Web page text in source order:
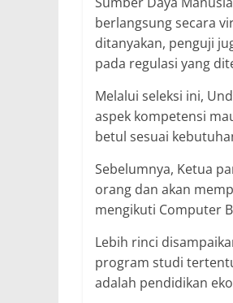
berlangsung secara
ditanyakan, penguji
pada regulasi yang
Melalui seleksi ini,
aspek kompetensi
betul sesuai
Sebelumnya, Ketua
orang dan akan
mengikuti Computer
Lebih rinci
program studi
adalah pendidikan